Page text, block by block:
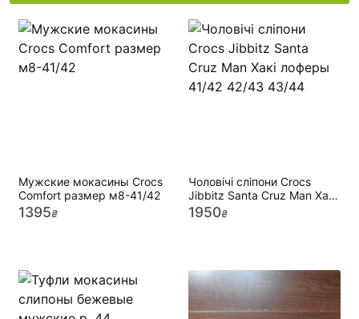
Мужские мокасины Crocs
Comfort размер м8-41/42
1395₴
Чоловічі сліпони Crocs
Jibbitz Santa Cruz Man Хакі
лоферы 41/42 42/43 43/44
1950₴